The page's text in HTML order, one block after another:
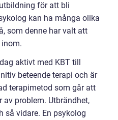
för att bli
kan ha många olika
som denne har valt att
aktivt med KBT till
beteende terapi och är
terapimetod som går att
problem. Utbrändhet,
så vidare. En psykolog